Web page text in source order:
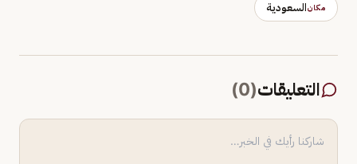
مكانالسعودية
التعليقات(
0
)